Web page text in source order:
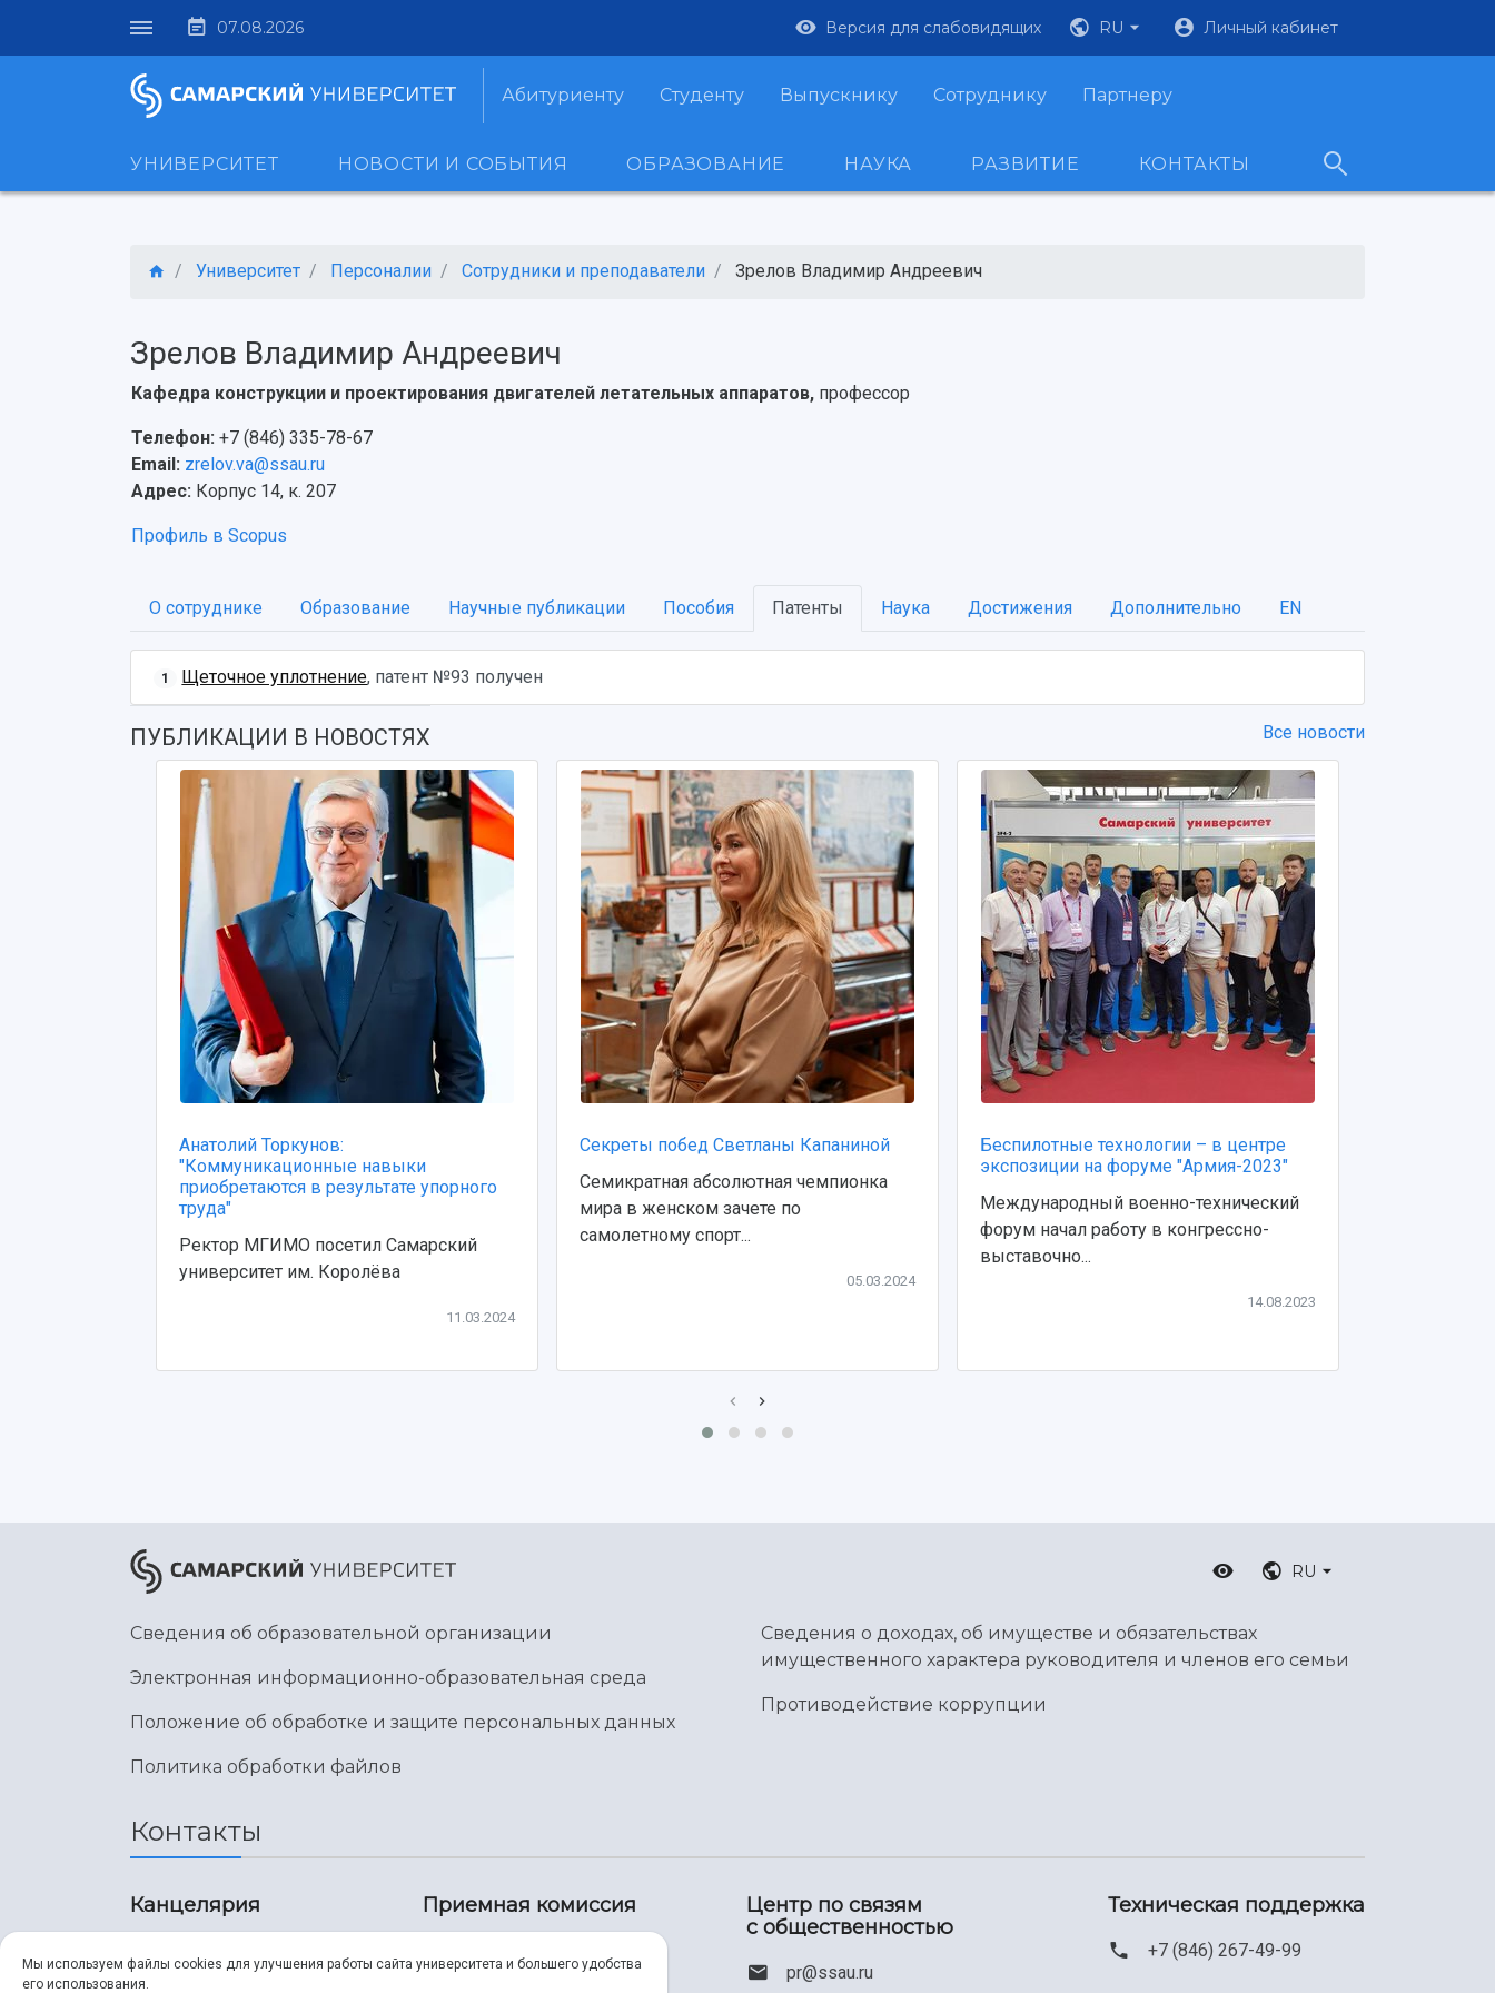
07.08.2026 Версия для слабовидящих RU Личный кабинет
Абитуриенту Студенту Выпускнику Сотруднику Партнеру
УНИВЕРСИТЕТ НОВОСТИ И СОБЫТИЯ ОБРАЗОВАНИЕ НАУКА РАЗВИТИЕ КОНТАКТЫ
Университет Персоналии Сотрудники и преподаватели Зрелов Владимир Андреевич
Зрелов Владимир Андреевич
Кафедра конструкции и проектирования двигателей летательных аппаратов, профессор
Телефон: +7 (846) 335-78-67
Email: zrelov.va@ssau.ru
Адрес: Корпус 14, к. 207
Профиль в Scopus
О сотруднике Образование Научные публикации Пособия Патенты Наука Достижения Дополнительно EN
1 Щеточное уплотнение, патент №93 получен
ПУБЛИКАЦИИ В НОВОСТЯХ Все новости
Анатолий Торкунов:
"Коммуникационные навыки
приобретаются в результате упорного
труда"
Ректор МГИМО посетил Самарский
университет им. Королёва
11.03.2024
Секреты побед Светланы Капаниной
Семикратная абсолютная чемпионка
мира в женском зачете по
самолетному спорт...
05.03.2024
Беспилотные технологии – в центре
экспозиции на форуме "Армия-2023"
Международный военно-технический
форум начал работу в конгрессно-
выставочно...
14.08.2023
RU
Сведения об образовательной организации
Электронная информационно-образовательная среда
Положение об обработке и защите персональных данных
Политика обработки файлов
Сведения о доходах, об имуществе и обязательствах
имущественного характера руководителя и членов его семьи
Противодействие коррупции
Контакты
Канцелярия Приемная комиссия
Центр по связям
с общественностью
pr@ssau.ru
Техническая поддержка
+7 (846) 267-49-99
Мы используем файлы cookies для улучшения работы сайта университета и большего удобства
его использования.